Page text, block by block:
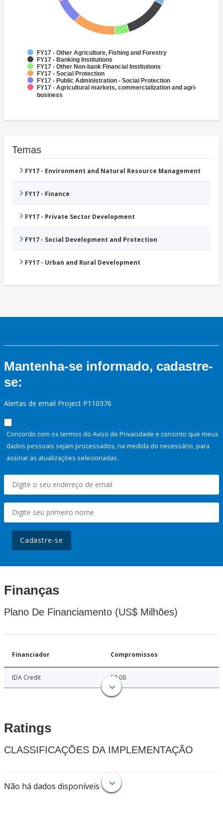
FY17 - Other Agriculture, Fishing and Forestry
FY17 - Banking Institutions
FY17 - Other Non-bank Financial Institutions
FY17 - Social Protection
FY17 - Public Administration - Social Protection
FY17 - Agricultural markets, commercialization and agri-
business
Temas
FY17 - Environment and Natural Resource Management
FY17 - Finance
FY17 - Private Sector Development
FY17 - Social Development and Protection
FY17 - Urban and Rural Development
Mantenha-se informado, cadastre-
se:
Alertas de email Project P110376
Concordo com os termos do Aviso de Privacidade e consinto que meus
dados pessoais sejam processados, na medida do necessário, para
assinar as atualizações selecionadas.
Cadastre-se
Finanças
Plano De Financiamento (US$ Milhões)
Financiador Compromissos
IDA Credit 50.00
Ratings
CLASSIFICAÇÕES DA IMPLEMENTAÇÃO
Não há dados disponíveis